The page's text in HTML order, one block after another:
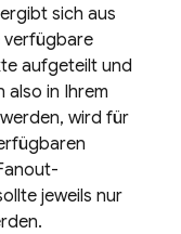
sich aus
verfügbare
aufgeteilt und
in Ihrem
wird für
jeweils nur